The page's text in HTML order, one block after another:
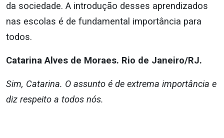
da sociedade. A introdução desses aprendizados
nas escolas é de fundamental importância para
todos.
Catarina Alves de Moraes. Rio de Janeiro/RJ.
Sim, Catarina. O assunto é de extrema importância e
diz respeito a todos nós.